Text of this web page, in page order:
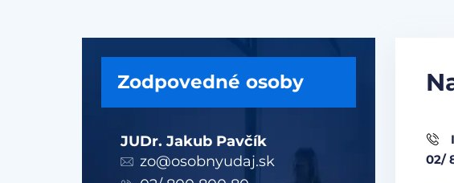
Zodpovedné osoby
JUDr. Jakub Pavčík
zo@osobnyudaj.sk
02/